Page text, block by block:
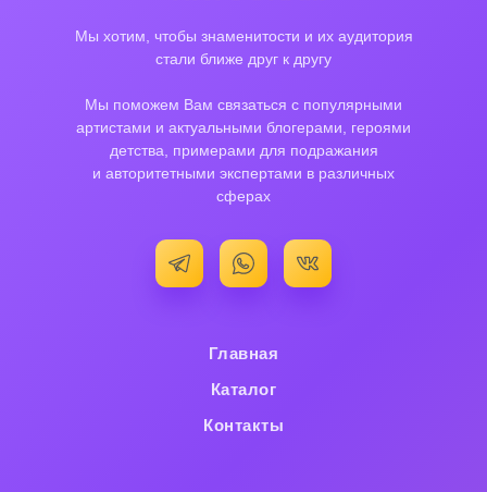
Мы хотим, чтобы знаменитости и их аудитория
стали ближе друг к другу
Мы поможем Вам связаться с популярными
артистами и актуальными блогерами, героями
детства, примерами для подражания
и авторитетными экспертами в различных
сферах
Контакты
Главная
Каталог